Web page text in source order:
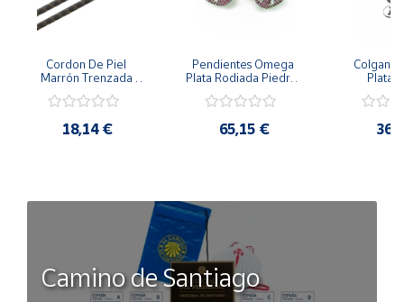
Cordon De Piel
Marrón Trenzada
Plata De 45Cm
18,14 €
Pendientes Omega
Plata Rodiada Piedras
65,15 €
Plata
Camino de Santiago